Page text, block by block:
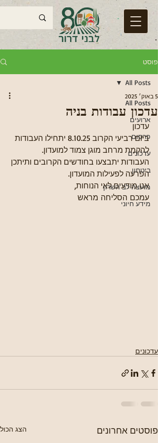
פוסט
All Posts
ארועים
פרסום
עדכונים
ביטחון
מועצה לב השרון
מידע חיוני
All Posts
עדכון עבודות בניה
5 באוק׳ 2025
עדכון
ביום רביעי הקרוב 8.10.25 יתחילו העבודות
להקמת מרחב מוגן צמוד למועדון.
העבודות יתבצעו בחודשים הקרובים ותיתכן
הפרעה לפעילות המועדון.
אנו מודעים לאי הנוחות,
עמכם הסליחה מראש
עדכונים
פוסטים אחרונים הצג הכול